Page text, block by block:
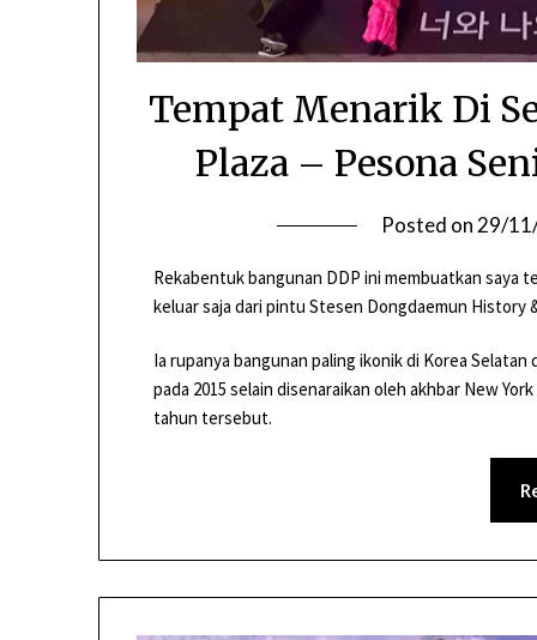
Tempat Menarik Di
Plaza – Pesona
Posted on 29/
Rekabentuk bangunan DDP ini membuatkan saya
keluar saja dari pintu Stesen Dongdaemun History
Ia rupanya bangunan paling ikonik di Korea
pada 2015 selain disenaraikan oleh akhbar New
tahun tersebut.